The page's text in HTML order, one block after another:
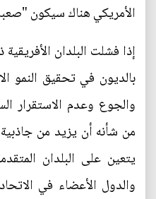
الأمريكي هناك سيكون
إذا فشلت البلدان
بالديون في تحقيق النمو
والجوع وعدم الاستقرار
من شأنه أن يزيد من جاذبية
يتعين على البلدان
والدول الأعضاء في